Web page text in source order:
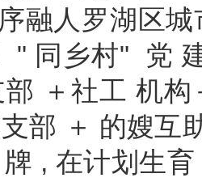
融人罗湖区
" 同乡村" 党
＋社工 机
部 ＋ 的嫂互
, 在计划生